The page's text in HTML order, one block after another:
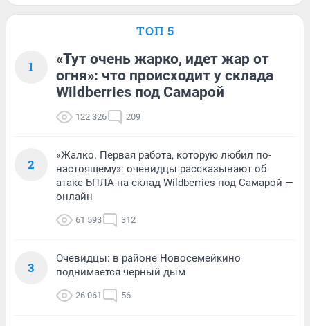
ТОП 5
1
«Тут очень жарко, идет жар от
огня»: что происходит у склада
Wildberries под Самарой
122 326 209
2
«Жалко. Первая работа, которую любил по-
настоящему»: очевидцы рассказывают об
атаке БПЛА на склад Wildberries под Самарой —
онлайн
61 593 312
3
Очевидцы: в районе Новосемейкино
поднимается черный дым
26 061 56